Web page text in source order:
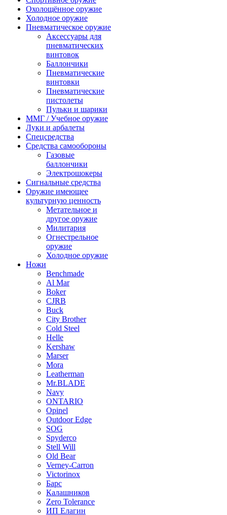
Охолощённое оружие
Холодное оружие
Пневматическое оружие
Аксессуары для
пневматических
винтовок
Баллончики
Пневматические
винтовки
Пневматические
пистолеты
Пульки и шарики
ММГ / Учебное оружие
Луки и арбалеты
Спецсредства
Средства самообороны
Газовые
баллончики
Электрошокеры
Сигнальные средства
Оружие имеющее
культурную ценность
Метательное и
другое оружие
Милитария
Огнестрельное
оружие
Холодное оружие
Ножи
Benchmade
Al Mar
Boker
CJRB
Buck
City Brother
Cold Steel
Helle
Kershaw
Marser
Mora
Leatherman
Mr.BLADE
Navy
ONTARIO
Opinel
Outdoor Edge
SOG
Spyderco
Stell Will
Old Bear
Verney-Carron
Victorinox
Барс
Калашников
Zero Tolerance
ИП Елагин